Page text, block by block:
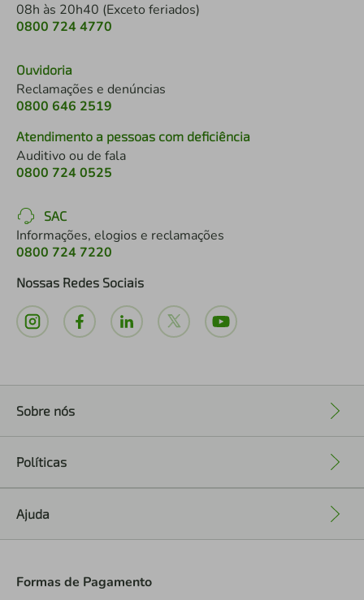
08h às 20h40 (Exceto feriados)
0800 724 4770
Ouvidoria
Reclamações e denúncias
0800 646 2519
Atendimento a pessoas com deficiência
Auditivo ou de fala
0800 724 0525
SAC
Informações, elogios e reclamações
0800 724 7220
Nossas Redes Sociais
Sobre nós
Políticas
Ajuda
Formas de Pagamento